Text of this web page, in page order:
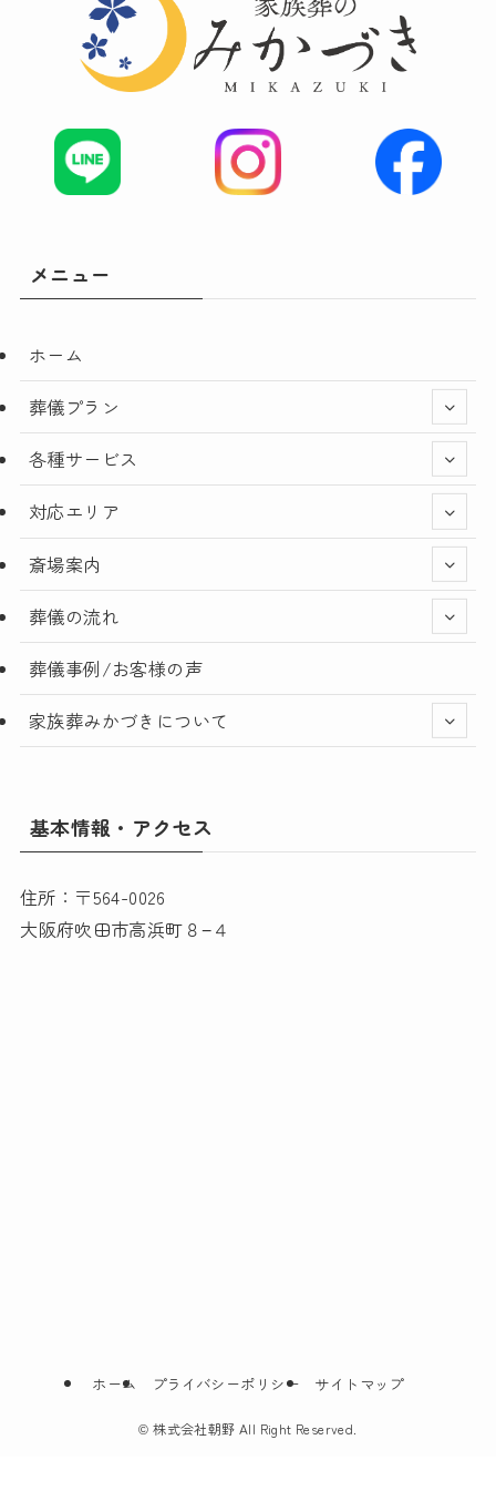
メニュー
ホーム
葬儀プラン
各種サービス
対応エリア
斎場案内
葬儀の流れ
葬儀事例/お客様の声
家族葬みかづきについて
基本情報・アクセス
住所：〒564-0026
大阪府吹田市高浜町８−４
ホーム プライバシーポリシー サイトマップ
© 株式会社朝野 All Right Reserved.